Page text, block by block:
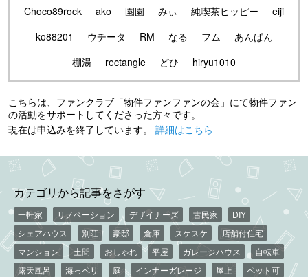
Choco89rock
ako 園園 みぃ 純喫茶ヒッピー
eiji
ko88201
ウチータ RM なる フム
あんぱん
棚湯
rectangle どひ hiryu1010
こちらは、ファンクラブ「物件ファンファンの会」にて物件ファン
の活動をサポートしてくださった方々です。
現在は申込みを終了しています。 詳細はこちら
カテゴリから記事をさがす
一軒家 リノベーション デザイナーズ 古民家
DIY
シェアハウス
別荘 豪邸 倉庫 スケスケ
店舗付住宅
マンション
土間 おしゃれ 平屋 ガレージハウス
自転車
露天風呂
海っペリ 庭 インナーガレージ 屋上
ペット可